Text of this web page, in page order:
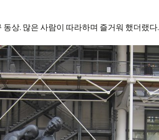
상. 많은 사람이 따라하며 즐거워 했더랬다.